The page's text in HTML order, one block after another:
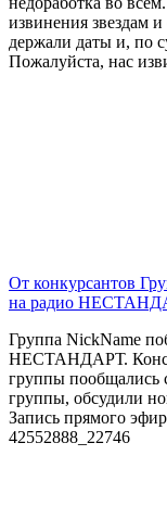
извинения звездам
держали даты и, по
Пожалуйста, нас
От конкурсантов
на радио
Группа NickName
НЕСТАНДАРТ.
группы пообщались
группы, обсудили
Запись прямого
42552888_22746